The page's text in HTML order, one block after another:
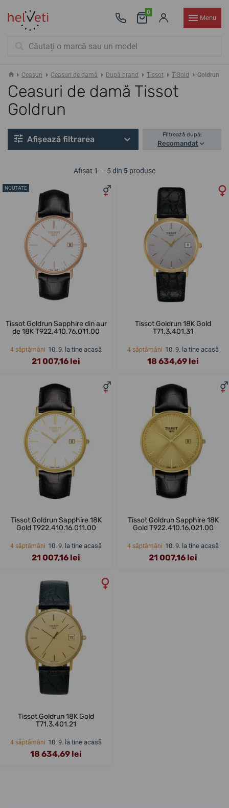
0
Menu
Ceasuri Ceasuri de damă După brand Tissot T-Gold Goldrun
Ceasuri de damă Tissot
Goldrun
Afișează filtrarea Filtrează după:
Recomandat
Afișat 1 — 5 din 5 produse
NOUTATE
Tissot Goldrun Sapphire din aur
de 18K T922.410.76.011.00
4 săptămâni 10. 9. la tine acasă
21 007,16 lei
Tissot Goldrun 18K Gold
T71.3.401.31
4 săptămâni 10. 9. la tine acasă
18 634,69 lei
Tissot Goldrun Sapphire 18K
Gold T922.410.16.011.00
4 săptămâni 10. 9. la tine acasă
21 007,16 lei
Tissot Goldrun Sapphire 18K
Gold T922.410.16.021.00
4 săptămâni 10. 9. la tine acasă
21 007,16 lei
Tissot Goldrun 18K Gold
T71.3.401.21
4 săptămâni 10. 9. la tine acasă
18 634,69 lei